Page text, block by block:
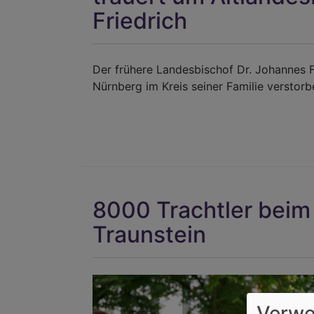
Friedrich
Der frühere Landesbischof Dr.
Nürnberg im Kreis seiner Familie
8000 Trachtler
Traunstein